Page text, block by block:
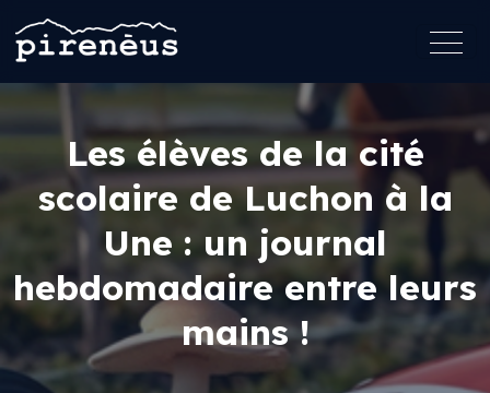
Les élèves de la cité
scolaire de Luchon à la
Une : un journal
hebdomadaire entre leurs
mains !